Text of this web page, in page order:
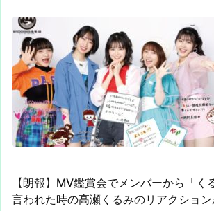
【朗報】MV鑑賞会でメンバーから「く
言われた時の高瀬くるみのリアクショ